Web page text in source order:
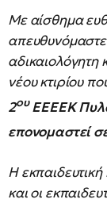
Με αίσθημα
αδικαιολόγητη
νέου κτιρίου
2ουΕΕΕΕΚ
επονομαστεί
Η εκπαιδευτική
και οι